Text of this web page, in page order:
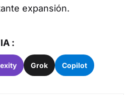
expansión.
:
Grok Copilot